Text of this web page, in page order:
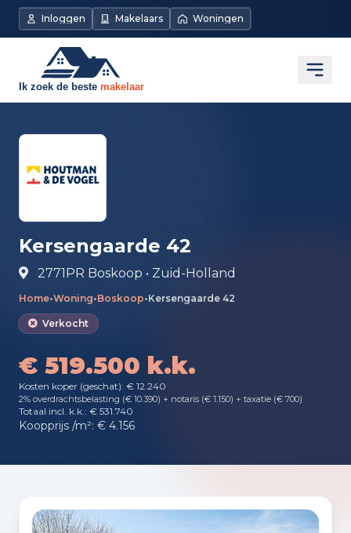
Direct naar de inhoud
Inloggen Makelaars Woningen
Kersengaarde 42
2771PR Boskoop • Zuid-Holland
Home•Woning•Boskoop•Kersengaarde 42
Verkocht
€ 519.500 k.k.
Kosten koper (geschat): € 12.240
2% overdrachtsbelasting (€ 10.390) + notaris (€ 1.150) + taxatie (€ 700)
Totaal incl. k.k.: € 531.740
Koopprijs /m²: € 4.156
Fotogalerij